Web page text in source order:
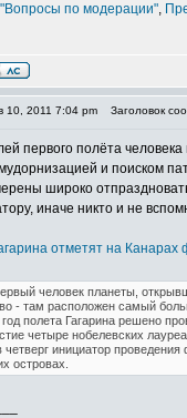
"Вопросы по модерации",
10, 2011 7:04 pm Заголовок
первого полёта
и поиском
широко
иначе никто и не
отметят на Канарах
человек планеты,
- там расположен самый
полета Гагарина решено
четыре нобелевских
четверг инициатор
островах.